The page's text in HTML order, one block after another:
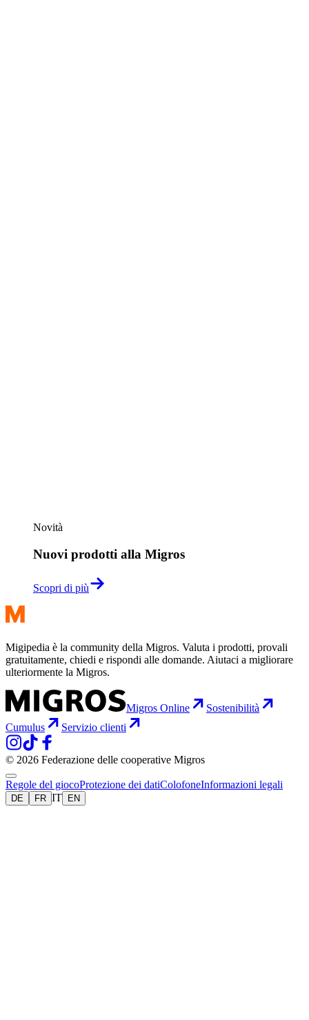
Novità
Nuovi prodotti alla Migros
Scopri di più
Migipedia è la community della Migros. Valuta i prodotti, provali
gratuitamente, chiedi e rispondi alle domande. Aiutaci a migliorare
ulteriormente la Migros.
Migros Online
Sostenibilità
Cumulus
Servizio clienti
© 2026 Federazione delle cooperative Migros
Regole del giocoProtezione dei datiColofoneInformazioni legali
DE FR IT EN